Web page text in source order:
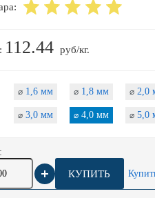
112.44 руб/кг.
⌀1,6 мм ⌀1,8 мм ⌀2,0
⌀3,0 мм ⌀4,0 мм ⌀5,0
КУПИТЬ